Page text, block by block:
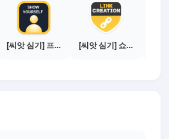
[씨앗 심기] 프로필 사진 등록하기 [씨앗 심기] 쇼핑몰 링크 발급하기 - 제휴몰 3곳